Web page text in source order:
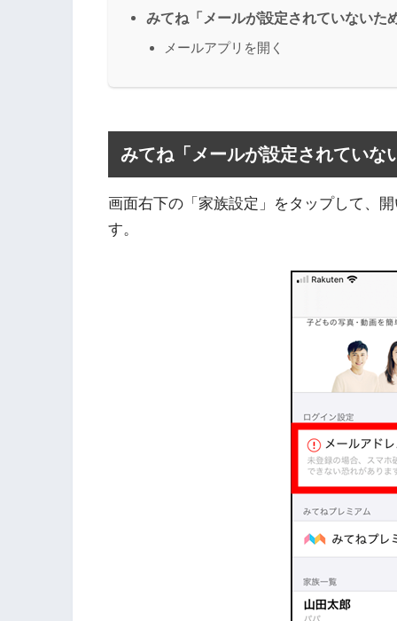
みてね「メールが設定されていない
メールアプリを開く
みてね「メールが設定されてい
画面右下の「家族設定」をタップして、
す。